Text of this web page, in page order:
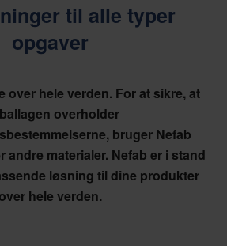
til alle typer
opgaver
over hele verden. For at sikre, at
overholder
bruger Nefab
materialer. Nefab er i stand
løsning til dine produkter
over hele verden.